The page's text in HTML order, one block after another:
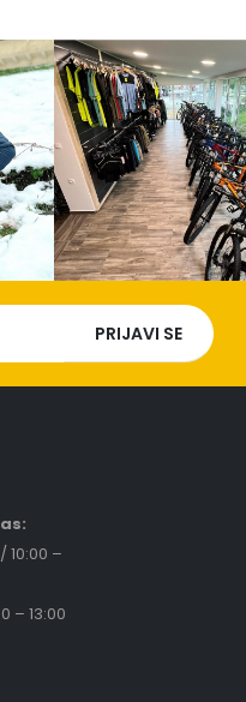
10:00 –
– 13:00